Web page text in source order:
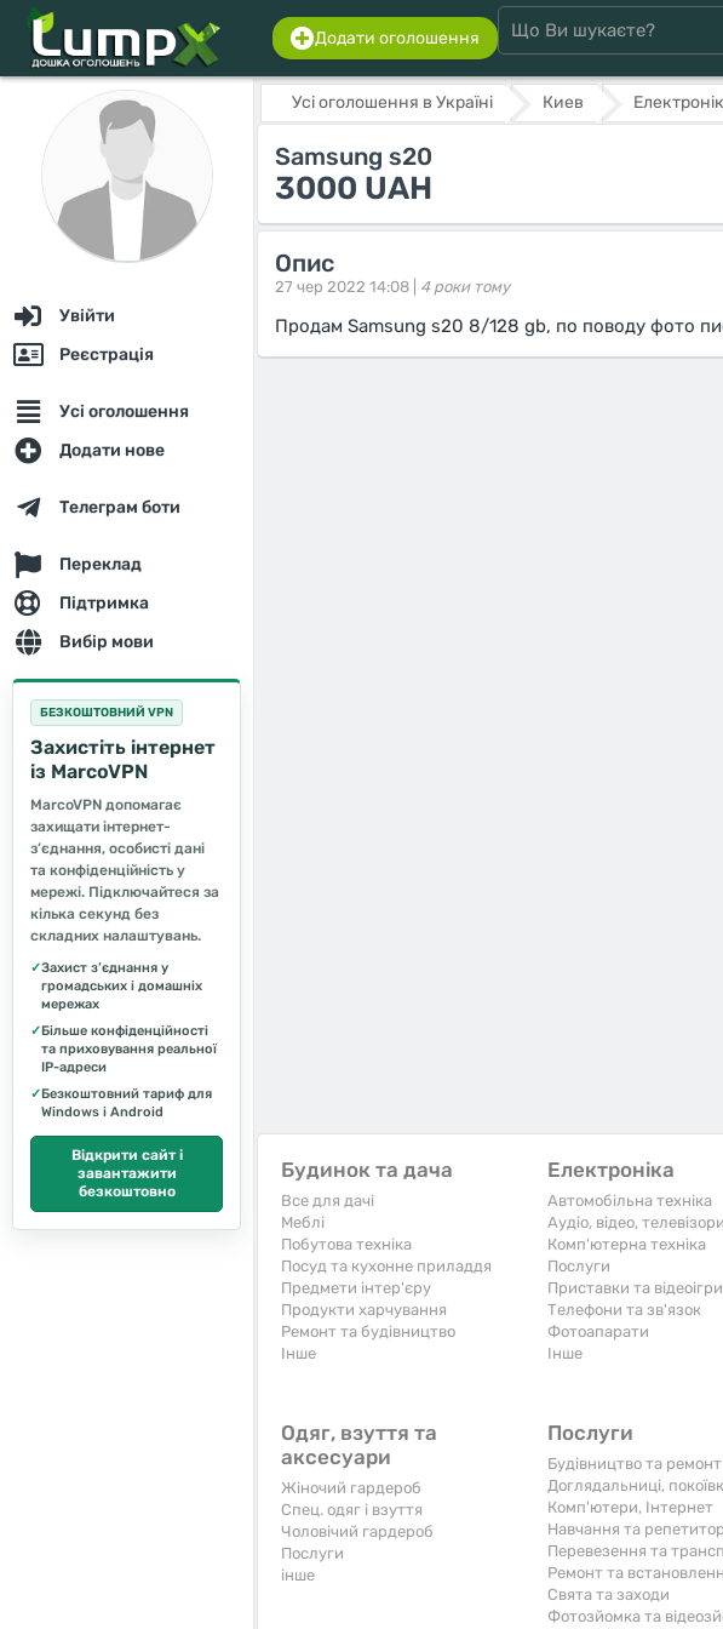
Додати оголошення
Увійти
Реєстрація
Усі оголошення
Додати нове
Телеграм боти
Переклад
Підтримка
Вибір мови
БЕЗКОШТОВНИЙ VPN
Захистіть інтернет
із MarcoVPN
MarcoVPN допомагає
захищати інтернет-
з’єднання, особисті дані
та конфіденційність у
мережі. Підключайтеся за
кілька секунд без
складних налаштувань.
✓Захист з’єднання у
громадських і домашніх
мережах
✓Більше конфіденційності
та приховування реальної
IP-адреси
✓Безкоштовний тариф для
Windows і Android
Відкрити сайт і
завантажити
безкоштовно
Усі оголошення в Україні Киев
Samsung s20
3000 UAH
Опис
27 чер 2022 14:08 | 4 роки тому
Продам Samsung s20 8/128 gb, по поводу фото
Будинок та дача
Все для дачі
Меблі
Побутова техніка
Посуд та кухонне приладдя
Предмети інтер'єру
Продукти харчування
Ремонт та будівництво
Iнше
Електроніка
Автомобільна техніка
Аудіо, відео, телевізори
Комп'ютерна техніка
Послуги
Приставки та відеоігри
Телефони та зв'язок
Фотоапарати
Iнше
Одяг, взуття та
аксесуари
Жіночий гардероб
Спец. одяг і взуття
Чоловічий гардероб
Послуги
інше
Послуги
Будівництво та ремонт
Доглядальниці,
Комп'ютери, Інтернет
Навчання та
Перевезення та
Ремонт та
Свята та заходи
Фотозйомка та